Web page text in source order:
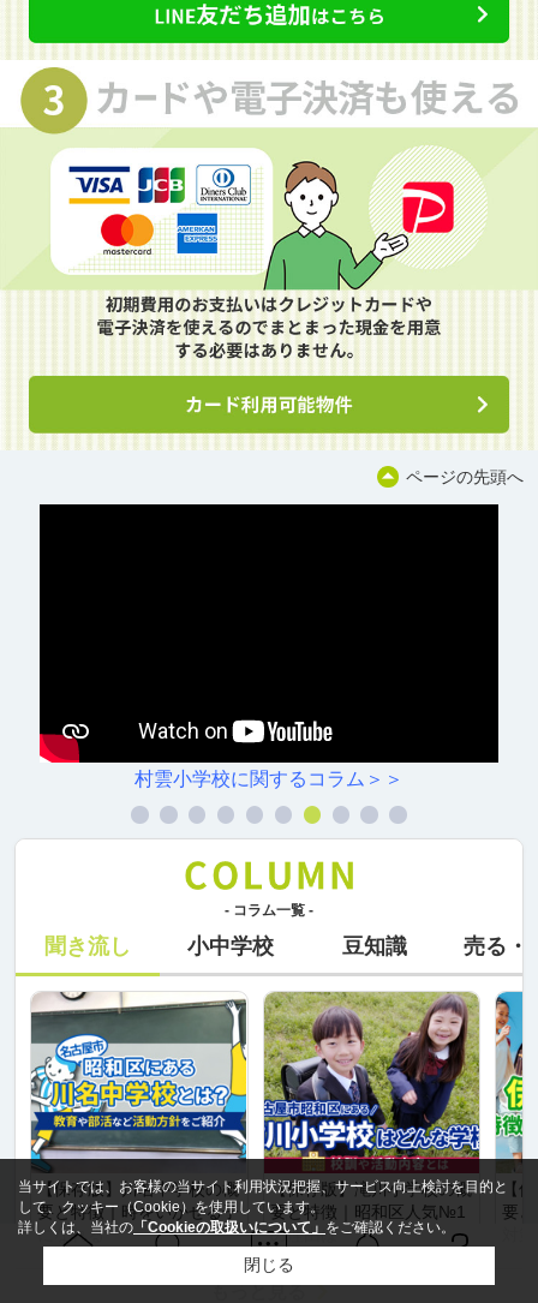
ページの先頭へ
村雲小学校に関するコラム＞＞
- コラム一覧 -
聞き流し 小中学校 豆知識 売る・
【保存版】川名中学校の概
要と特徴｜時をいかせる子
になれる
【保存版】滝川小学校の概
要と特徴｜昭和区人気№1
の理由は
【
要
もっと見る
問い合せ
当サイトでは、お客様の当サイト利用状況把握、サービス向上検討を目的と
して、クッキー（Cookie）を使用しています。
詳しくは、当社の 「Cookieの取扱いについて」 をご確認ください。
閉じる